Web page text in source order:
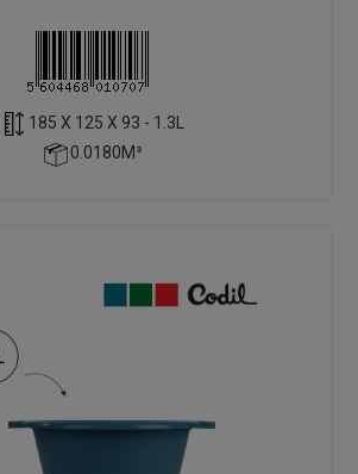
185 X 125 X 93 - 1.3L
0.0180M³